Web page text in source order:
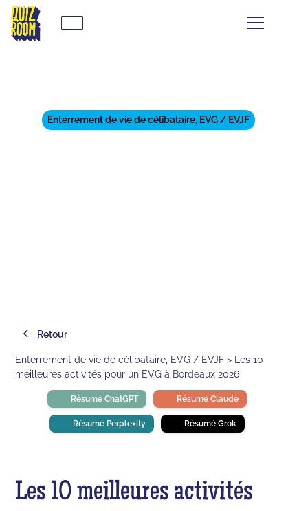
Enterrement de vie de célibataire, EVG / EVJF
Retour
Enterrement de vie de célibataire, EVG / EVJF > Les 10
meilleures activités pour un EVG à Bordeaux 2026
Résumé ChatGPT Résumé Claude
Résumé Perplexity Résumé Grok
Les 10 meilleures activités